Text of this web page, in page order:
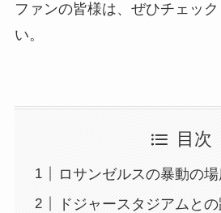
ファンの皆様は、ぜひチェッ
い。
目次
ロサンゼルスの暴動の
ドジャースタジアムと